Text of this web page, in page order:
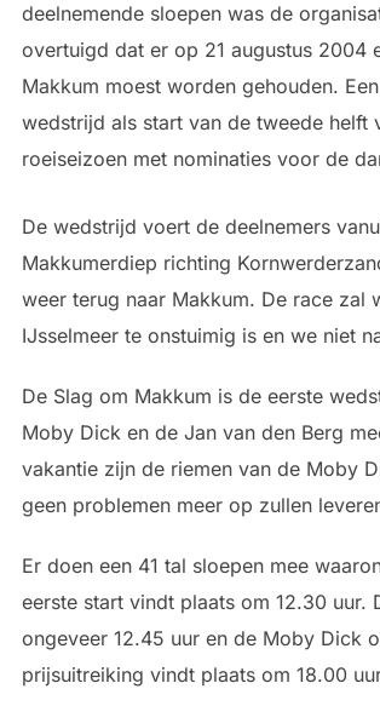
deelnemende sloepen was de
overtuigd dat er op 21 augustus 2004
Makkum moest worden gehouden.
wedstrijd als start van de tweede helft
roeiseizoen met nominaties voor de
De wedstrijd voert de deelnemers
Makkumerdiep richting
weer terug naar Makkum. De race zal
IJsselmeer te onstuimig is en we niet
De Slag om Makkum is de eerste
Moby Dick en de Jan van den Berg
vakantie zijn de riemen van de Moby
geen problemen meer op zullen
Er doen een 41 tal sloepen mee
eerste start vindt plaats om 12.30 uur.
ongeveer 12.45 uur en de Moby Dick
prijsuitreiking vindt plaats om 18.00